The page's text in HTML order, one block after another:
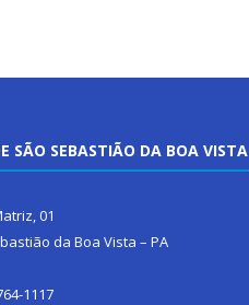
SÃO SEBASTIÃO DA BOA VISTA
01
da Boa Vista – PA
1117